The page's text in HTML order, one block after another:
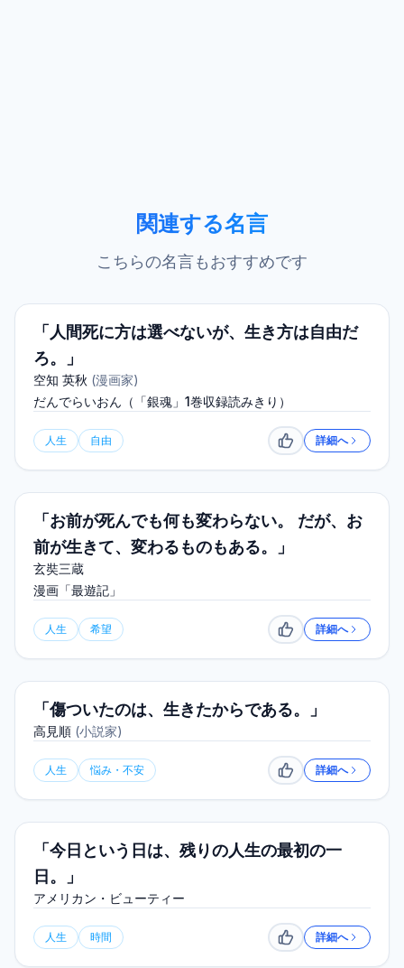
関連する名言
こちらの名言もおすすめです
「人間死に方は選べないが、生き方は自由だ
ろ。」
空知 英秋 (漫画家)
だんでらいおん（「銀魂」1巻収録読みきり）
人生 自由 いいね詳細へ
「お前が死んでも何も変わらない。 だが、お
前が生きて、変わるものもある。」
玄奘三蔵
漫画「最遊記」
人生 希望 いいね詳細へ
「傷ついたのは、生きたからである。」
高見順 (小説家)
人生 悩み・不安 いいね詳細へ
「今日という日は、残りの人生の最初の一
日。」
アメリカン・ビューティー
人生 時間 いいね詳細へ